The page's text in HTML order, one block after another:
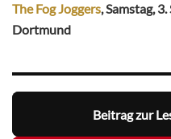
The Fog Joggers, Samstag,
Dortmund
Beitrag zur